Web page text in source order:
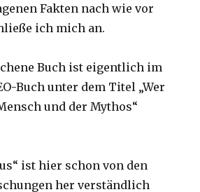
Fakten nach wie vor
ich mich an.
Buch ist eigentlich im
Buch unter dem Titel „Wer
und der Mythos“
ist hier schon von den
her verständlich